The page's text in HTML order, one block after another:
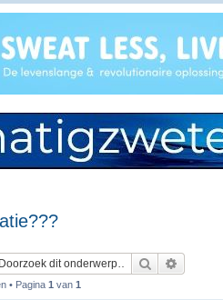
k
Zoek
• Pagina 1 van 1